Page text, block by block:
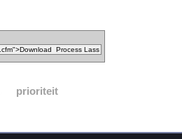
prioriteit